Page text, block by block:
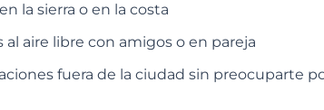
la sierra o en la costa
al aire libre con amigos o en pareja
fuera de la ciudad sin preocuparte